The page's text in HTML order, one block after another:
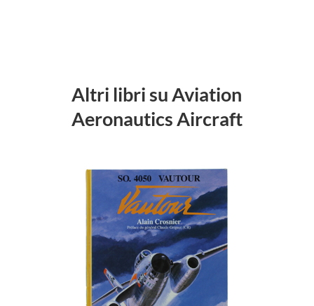
Altri libri su Aviation
Aeronautics Aircraft